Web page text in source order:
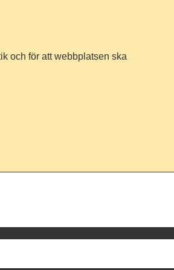
och för att webbplatsen ska